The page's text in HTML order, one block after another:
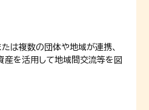
は複数の団体や地域が連携、
産を活用して地域間交流等を図